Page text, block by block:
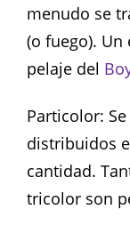
menudo se
(o fuego).
pelaje del
Particolor:
distribuidos
cantidad.
tricolor son